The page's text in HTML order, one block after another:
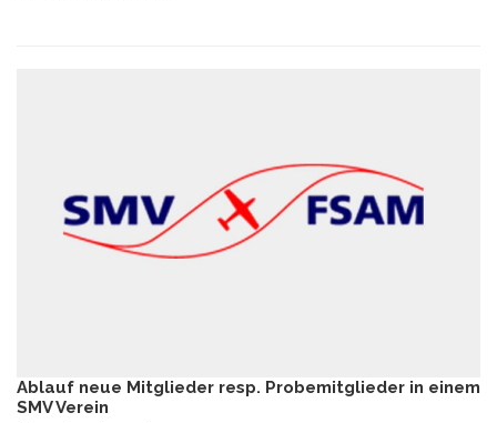
Ablauf neue Mitglieder resp. Probemitglieder in einem
SMV Verein